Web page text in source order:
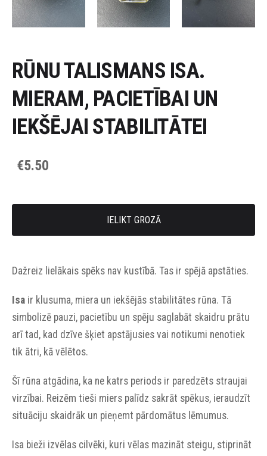
RŪNU TALISMANS ISA.
MIERAM, PACIETĪBAI UN
IEKŠĒJAI STABILITĀTEI
€5.50
IELIKT GROZĀ
Dažreiz lielākais spēks nav kustībā. Tas ir spējā apstāties.
Isa ir klusuma, miera un iekšējās stabilitātes rūna. Tā
simbolizē pauzi, pacietību un spēju saglabāt skaidru prātu
arī tad, kad dzīve šķiet apstājusies vai notikumi nenotiek
tik ātri, kā vēlētos.
Šī rūna atgādina, ka ne katrs periods ir paredzēts straujai
virzībai. Reizēm tieši miers palīdz sakrāt spēkus, ieraudzīt
situāciju skaidrāk un pieņemt pārdomātus lēmumus.
Isa bieži izvēlas cilvēki, kuri vēlas mazināt steigu, stiprināt